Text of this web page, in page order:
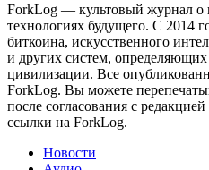
ForkLog — культовый журнал о
технологиях будущего. С 2014
биткоина, искусственного
и других систем,
цивилизации. Все
ForkLog. Вы можете
после согласования с
ссылки на ForkLog.
Новости